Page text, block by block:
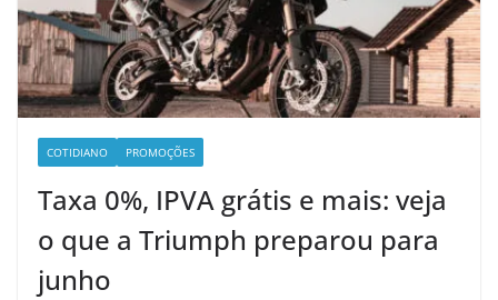
COTIDIANO PROMOÇÕES
Taxa 0%, IPVA grátis e mais: veja
o que a Triumph preparou para
junho